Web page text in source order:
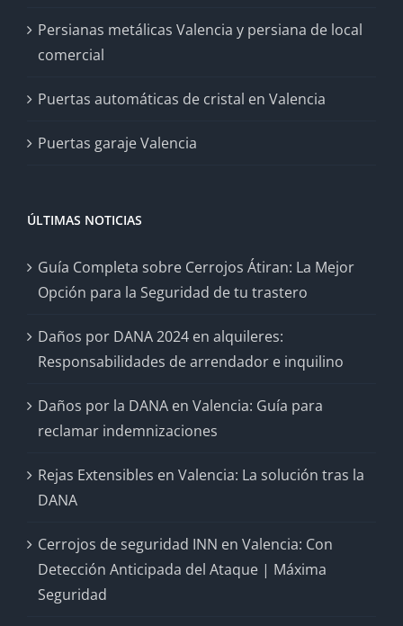
Persianas metálicas Valencia y persiana de local
comercial
Puertas automáticas de cristal en Valencia
Puertas garaje Valencia
ÚLTIMAS NOTICIAS
Guía Completa sobre Cerrojos Átiran: La Mejor
Opción para la Seguridad de tu trastero
Daños por DANA 2024 en alquileres:
Responsabilidades de arrendador e inquilino
Daños por la DANA en Valencia: Guía para
reclamar indemnizaciones
Rejas Extensibles en Valencia: La solución tras la
DANA
Cerrojos de seguridad INN en Valencia: Con
Detección Anticipada del Ataque | Máxima
Seguridad